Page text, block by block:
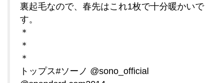
裏起毛なので、春先はこれ1枚で十分暖かいで
す。
＊
＊
＊
トップス#ソーノ @sono_official